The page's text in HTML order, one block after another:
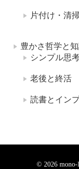
片付け・清
豊かさ哲学と
シンプル思
老後と終活
読書とイン
© 2026